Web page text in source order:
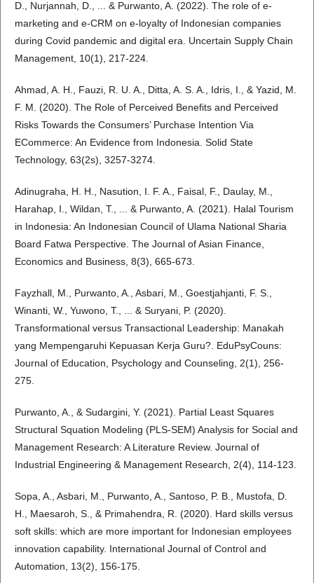
D., Nurjannah, D., ... & Purwanto, A. (2022). The role of e-
marketing and e-CRM on e-loyalty of Indonesian companies
during Covid pandemic and digital era. Uncertain Supply Chain
Management, 10(1), 217-224.
Ahmad, A. H., Fauzi, R. U. A., Ditta, A. S. A., Idris, I., & Yazid, M.
F. M. (2020). The Role of Perceived Benefits and Perceived
Risks Towards the Consumers’ Purchase Intention Via
ECommerce: An Evidence from Indonesia. Solid State
Technology, 63(2s), 3257-3274.
Adinugraha, H. H., Nasution, I. F. A., Faisal, F., Daulay, M.,
Harahap, I., Wildan, T., ... & Purwanto, A. (2021). Halal Tourism
in Indonesia: An Indonesian Council of Ulama National Sharia
Board Fatwa Perspective. The Journal of Asian Finance,
Economics and Business, 8(3), 665-673.
Fayzhall, M., Purwanto, A., Asbari, M., Goestjahjanti, F. S.,
Winanti, W., Yuwono, T., ... & Suryani, P. (2020).
Transformational versus Transactional Leadership: Manakah
yang Mempengaruhi Kepuasan Kerja Guru?. EduPsyCouns:
Journal of Education, Psychology and Counseling, 2(1), 256-
275.
Purwanto, A., & Sudargini, Y. (2021). Partial Least Squares
Structural Squation Modeling (PLS-SEM) Analysis for Social and
Management Research: A Literature Review. Journal of
Industrial Engineering & Management Research, 2(4), 114-123.
Sopa, A., Asbari, M., Purwanto, A., Santoso, P. B., Mustofa, D.
H., Maesaroh, S., & Primahendra, R. (2020). Hard skills versus
soft skills: which are more important for Indonesian employees
innovation capability. International Journal of Control and
Automation, 13(2), 156-175.